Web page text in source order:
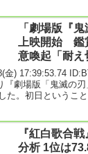
しげな表情で白衣
上では「マリコさ
「劇場版『
上映開始 鑑
意喚起「耐え
「服の袖が
ど涙」★2
) 17:39:53.74
『劇場版「鬼滅の
た。初日というこ
ンから注意喚起す
泣きすぎ注意」で
『紅白歌合
分析 1位は